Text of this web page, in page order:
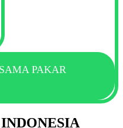
PAKAR